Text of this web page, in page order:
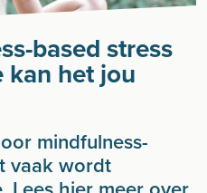
based stress
kan het jou
mindfulness-
vaak wordt